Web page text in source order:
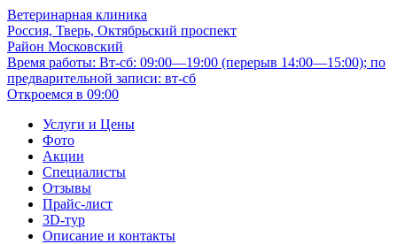
Ветеринарная клиника
Россия, Тверь, Октябрьский проспект
Район Московский
Время работы: Вт-сб: 09:00—19:00 (перерыв 14:00—15:00); по
предварительной записи: вт-сб
Откроемся в 09:00
Услуги и Цены
Фото
Акции
Специалисты
Отзывы
Прайс-лист
3D-тур
Описание и контакты